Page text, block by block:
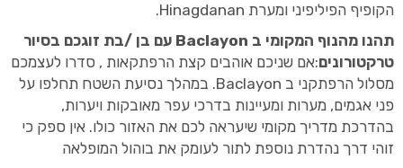
הקופיף הפיליפיני ומערת Hinagdanan.
תהנו מהנוף המקומי ב Baclayon עם בן /בת זוגכם בסיור
טרקטורונים:אם שניכם אוהבים קצת הרפתקאות , סדרו לעצמכם
מסלול הרפתקני ב Baclayon. במהלך נסיעת השטח תחלפו על
פני אגמים, מערות ומעיינות בדרכי עפר מאובקות ויערות,
בהדרכת מדריך מקומי שיעראה לכם את האזור כולו. אין ספק כי
זוהי דרך נהדרת נוספת לתור לעומק את בוהול המופלאה